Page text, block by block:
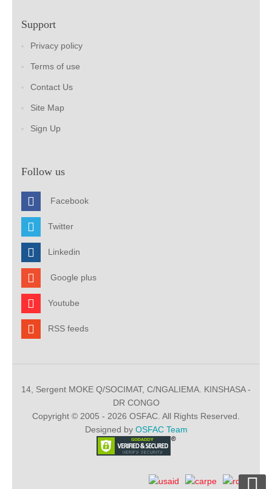
Support
Privacy policy
Terms of use
Contact Us
Site Map
Sign Up
Follow us
Facebook
Twitter
Linkedin
Google plus
Youtube
RSS feeds
14, Sergent MOKE Q/SOCIMAT, C/NGALIEMA. KINSHASA -
DR CONGO
Copyright © 2005 - 2026 OSFAC. All Rights Reserved.
Designed by OSFAC Team